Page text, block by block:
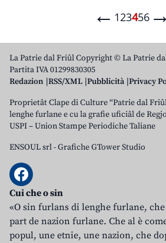
← 123456 →
La Patrie dal Friûl Copyright © La Patrie
Partita IVA 01299830305
Redazion RSS/XML Pubblicità Privacy
Proprietât Clape di Culture “Patrie dal
lenghe furlane e cu la grafie uficiâl de
USPI – Union Stampe Periodiche Taliane
ENSOUL srl-Grafiche GTower Studio
Cui che o sin
«O sin furlans di lenghe furlane,
part de nazion furlane. Che al è
popul, une etnie, une nazion, che